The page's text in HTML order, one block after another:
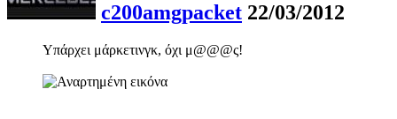
c200amgpacket 22/03/2012
Υπάρχει μάρκετινγκ, όχι μ@@@ς!